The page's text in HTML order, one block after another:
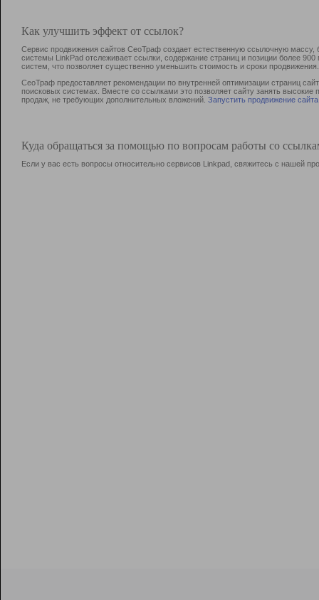
Как улучшить эффект от ссылок?
Сервис продвижения сайтов СеоТраф создает естественную ссылочную
системы LinkPad отслеживает ссылки, содержание страниц и позиции более
систем, что позволяет существенно уменьшить стоимость и сроки продвижения.
СеоТраф предоставляет рекомендации по внутренней оптимизации страниц
поисковых системах. Вместе со ссылками это позволяет сайту занять
продаж, не требующих дополнительных вложений. Запустить продвижение сайта
Куда обращаться за помощью по вопросам работы со
Если у вас есть вопросы относительно сервисов Linkpad, свяжитесь с нашей